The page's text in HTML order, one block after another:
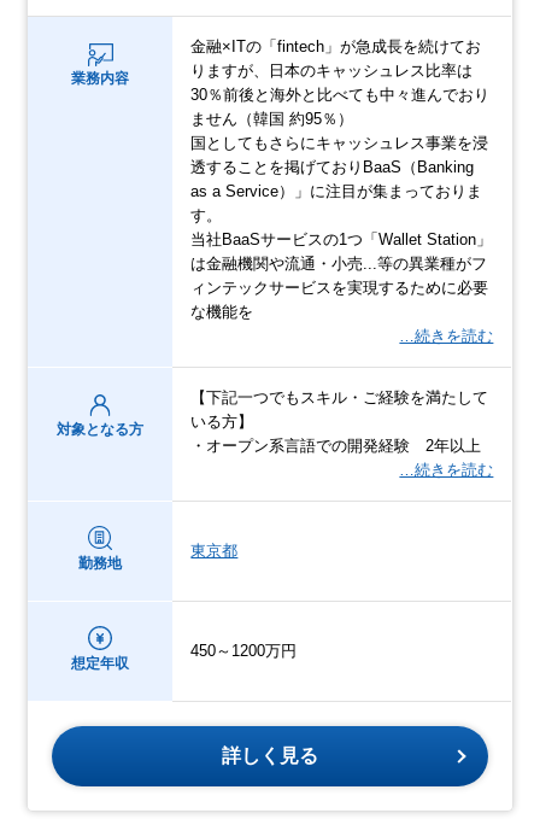
業務内容
金融×ITの「fintech」が急成長を続けてお
りますが、日本のキャッシュレス比率は
30％前後と海外と比べても中々進んでおり
ません（韓国 約95％）
国としてもさらにキャッシュレス事業を浸
透することを掲げておりBaaS（Banking
as a Service）」に注目が集まっておりま
す。
当社BaaSサービスの1つ「Wallet Station」
は金融機関や流通・小売...等の異業種がフ
ィンテックサービスを実現するために必要
な機能を
…続きを読む
対象となる方
【下記一つでもスキル・ご経験を満たして
いる方】
・オープン系言語での開発経験 2年以上
…続きを読む
勤務地
東京都
想定年収
450～1200万円
詳しく見る